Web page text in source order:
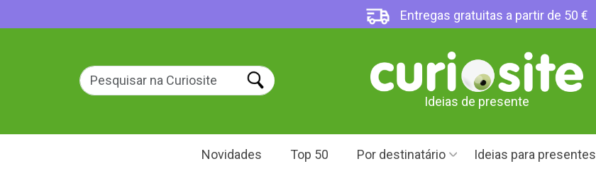
Entregas gratuitas a partir de 50 €
Ideias de presente
Novidades Top 50 Por destinatário Ideias para presentes